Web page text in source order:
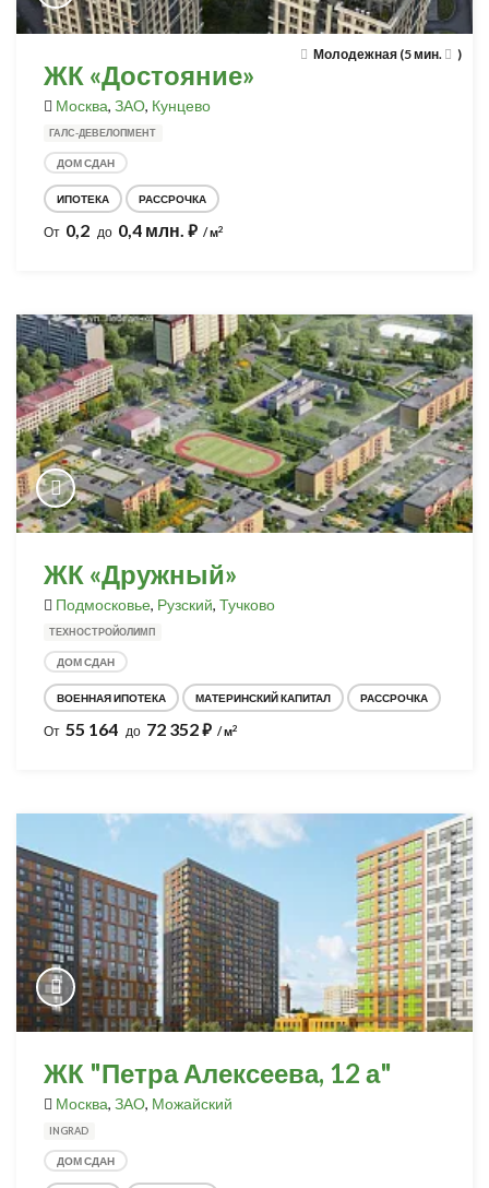
Молодежная (5 мин. )
ЖК «Достояние»
Москва, ЗАО, Кунцево
ГАЛС-ДЕВЕЛОПМЕНТ
ДОМ СДАН
ИПОТЕКА РАССРОЧКА
От 0,2 до 0,4 млн. ⃏ / м2
ЖК «Дружный»
Подмосковье, Рузский, Тучково
ТЕХНОСТРОЙОЛИМП
ДОМ СДАН
ВОЕННАЯ ИПОТЕКА МАТЕРИНСКИЙ КАПИТАЛ РАССРОЧКА
От 55 164 до 72 352⃏ / м2
ЖК "Петра Алексеева, 12 а"
Москва, ЗАО, Можайский
INGRAD
ДОМ СДАН